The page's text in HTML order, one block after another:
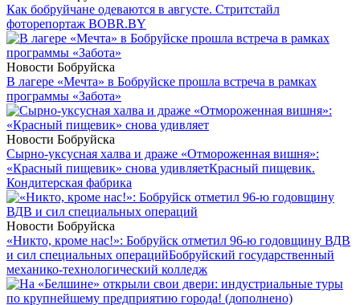
Как бобруйчане одеваются в августе. Стритстайл
фоторепортаж BOBR.BY
Новости Бобруйска
В лагере «Мечта» в Бобруйске прошла встреча в рамках
программы «Забота»
Новости Бобруйска
Сырно-уксусная халва и драже «Отмороженная вишня»:
«Красный пищевик» снова удивляетКрасный пищевик.
Кондитерская фабрика
Новости Бобруйска
«Никто, кроме нас!»: Бобруйск отметил 96-ю годовщину ВДВ
и сил специальных операцийБобруйский государственный
механико-технологический колледж